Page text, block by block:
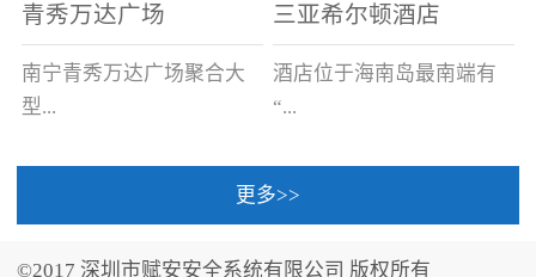
青秀万达广场
南宁青秀万达广场聚合大
型...
三亚希尔顿酒店
酒店位于海南岛最南端有
“...
中国的海岛天堂”之美称的
更多>>
©2017 深圳市赋安安全系统有限公司 版权所有